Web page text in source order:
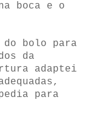
boca e o
bolo para
da
adaptei
para